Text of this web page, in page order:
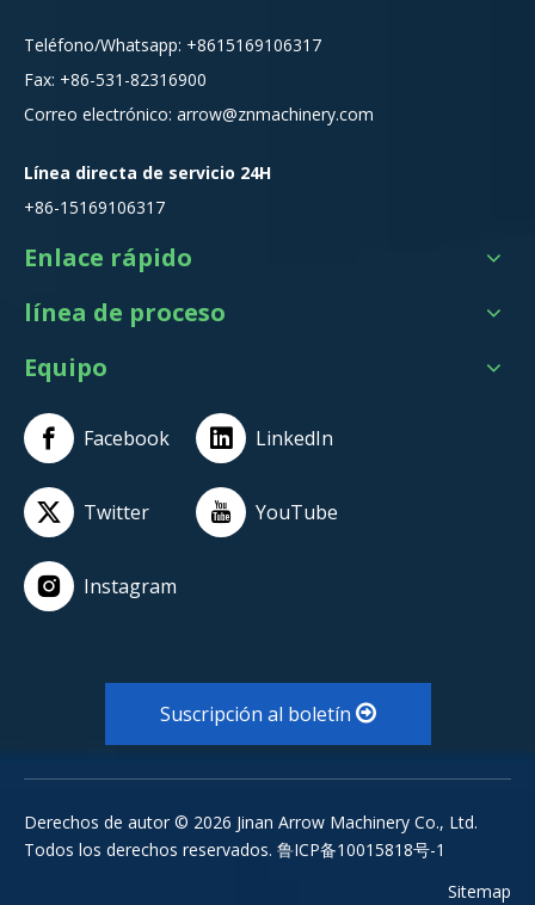
Teléfono/Whatsapp: +8615169106317
Fax: +86-531-82316900
Correo electrónico: arrow@znmachinery.com
Línea directa de servicio 24H
+86-15169106317
Enlace rápido
línea de proceso
Equipo
Facebook LinkedIn
Twitter YouTube
Instagram
Suscripción al boletín
Derechos de autor © 2026 Jinan Arrow Machinery Co., Ltd.
Todos los derechos reservados. 鲁ICP备10015818号-1
Sitemap